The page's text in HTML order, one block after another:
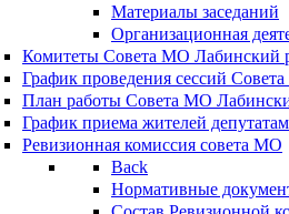
Материалы заседаний
Организационная
Комитеты Совета МО Лабинский
График проведения сессий
План работы Совета МО
График приема жителей
Ревизионная комиссия совета МО
Back
Нормативные